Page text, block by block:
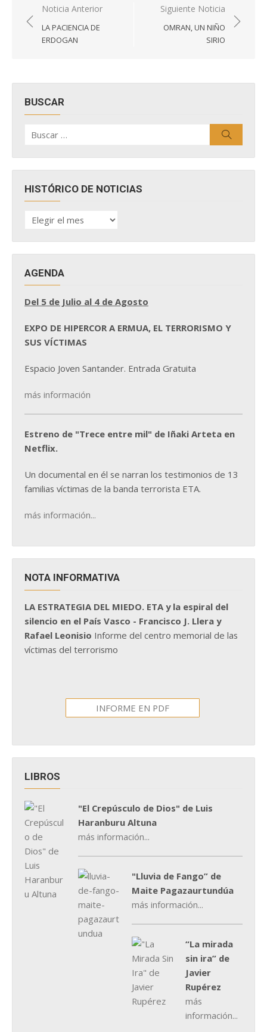
Navegación
de
entradas
Noticia Anterior
LA PACIENCIA DE
ERDOGAN
Siguiente Noticia
OMRAN, UN NIÑO
SIRIO
BUSCAR
por:
HISTÓRICO DE NOTICIAS
HISTÓRICO
DE
AGENDA
Del 5 de Julio al 4 de Agosto
EXPO DE HIPERCOR A ERMUA, EL TERRORISMO Y
SUS VÍCTIMAS
Espacio Joven Santander. Entrada Gratuita
más información
Estreno de "Trece entre mil" de Iñaki Arteta en
Netflix.
Un documental en él se narran los testimonios de 13
familias víctimas de la banda terrorista ETA.
más información...
NOTA INFORMATIVA
LA ESTRATEGIA DEL MIEDO. ETA y la espiral del
silencio en el País Vasco - Francisco J. Llera y
Rafael Leonisio Informe del centro memorial de las
víctimas del terrorismo
INFORME EN PDF
LIBROS
"El Crepúsculo de Dios" de Luis
Haranburu Altuna
más información...
"Lluvia de Fango” de
Maite Pagazaurtundúa
más información...
“La mirada
sin ira” de
Javier
Rupérez
más
información...